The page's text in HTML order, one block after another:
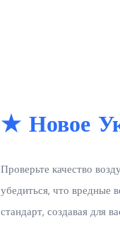
★ Новое
Проверьте качество
убедиться, что вредные
стандарт, создавая для